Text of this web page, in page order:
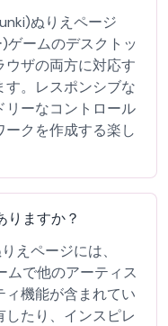
ぬりえページ
ゲームのデスクトッ
ウザの両方に対応す
す。レスポンシブな
リーなコントロール
クを作成する楽し
りますか？
えページには、
ムで他のアーティス
ィ機能が含まれてい
したり、インスピレ